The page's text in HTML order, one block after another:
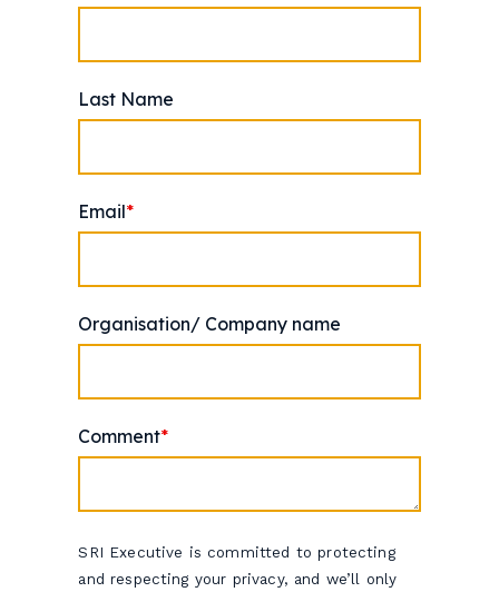
Last Name
Email*
Organisation/ Company name
Comment*
SRI Executive is committed to protecting
and respecting your privacy, and we’ll only